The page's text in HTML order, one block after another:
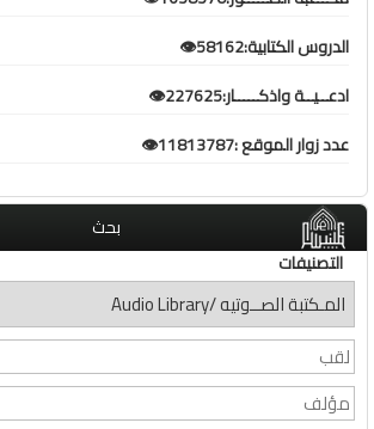
الدروس الكتابية:58162👁️
ادعــيــة واذكـــــار:227625👁️
عدد زوار الموقع :11813787👁️
بحث
التصنيفات